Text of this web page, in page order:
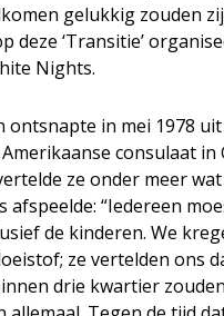
gelukkig zouden
deze ‘Transitie’
Nights.
ontsnapte in mei 1978
consulaat in
ze onder meer
afspeelde: “Iedereen
de kinderen. We
ze vertelden ons
drie kwartier